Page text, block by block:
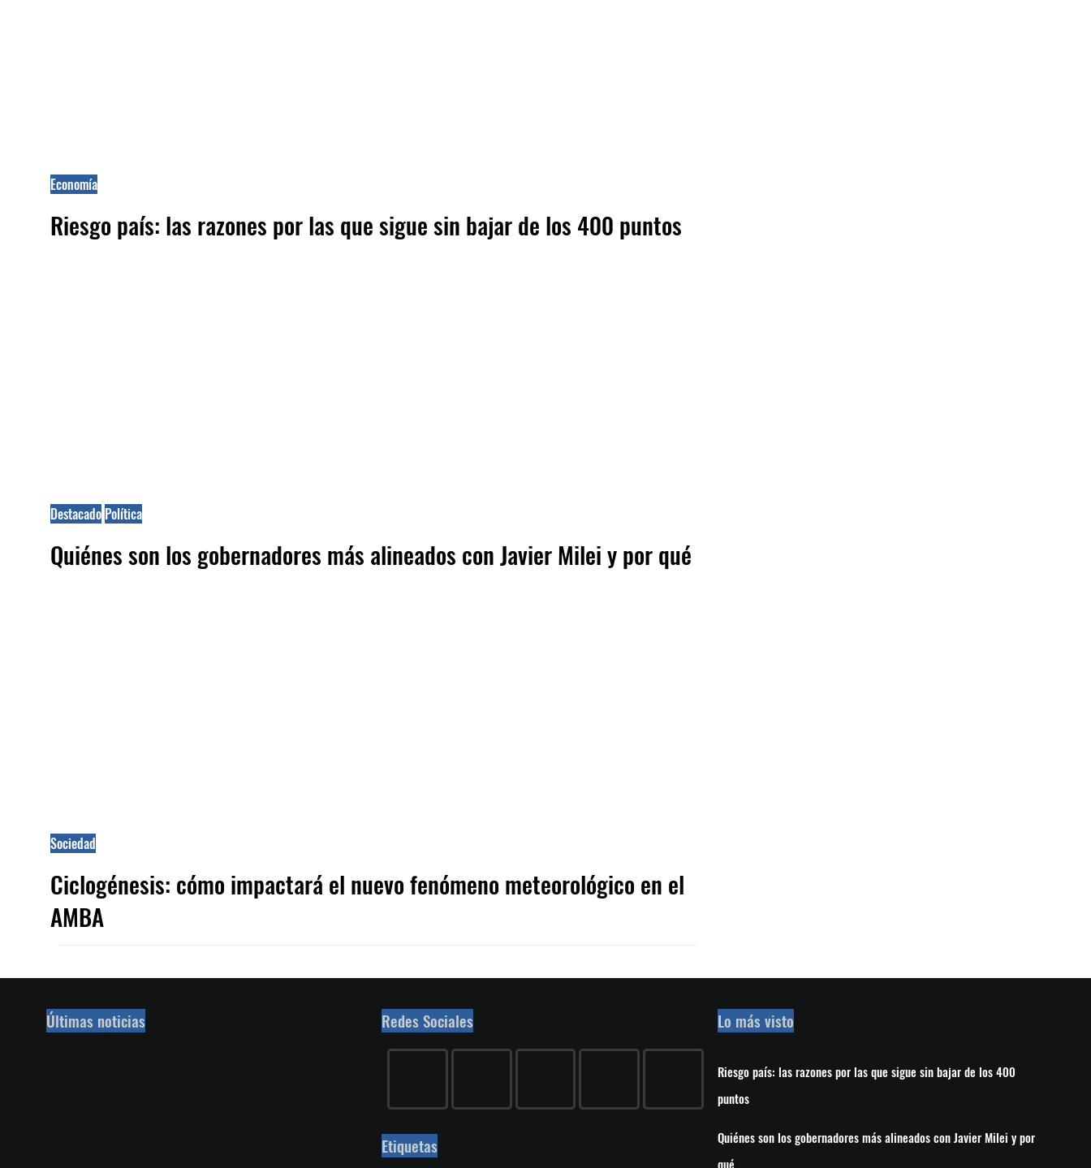
Economía
Riesgo país: las razones por las que sigue sin bajar de los 400 puntos
Destacado Política
Quiénes son los gobernadores más alineados con Javier Milei y por qué
Sociedad
Ciclogénesis: cómo impactará el nuevo fenómeno meteorológico en el
AMBA
Últimas noticias Redes Sociales
Etiquetas
Lo más visto
Riesgo país: las razones por las que sigue sin bajar de los 400
puntos
Quiénes son los gobernadores más alineados con Javier Milei y por
qué